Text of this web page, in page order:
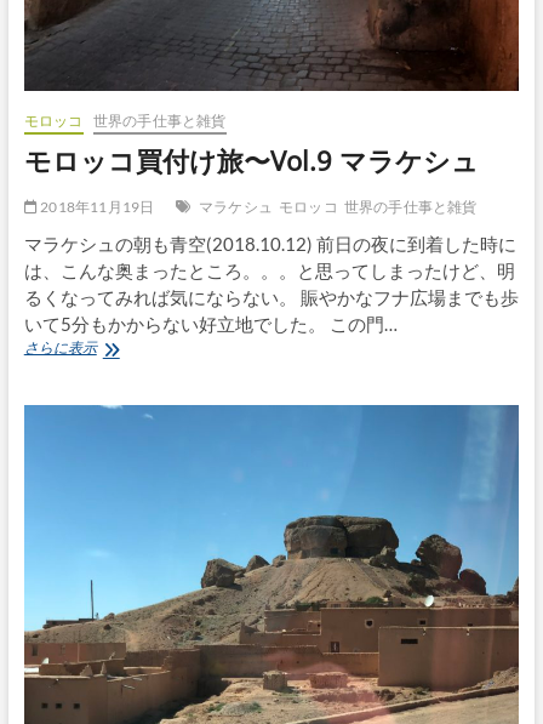
め
モロッコ
世界の手仕事と雑貨
モロッコ買付け旅〜Vol.9 マラケシュ
2018年11月19日 マラケシュ モロッコ 世界の手仕事と雑貨
マラケシュの朝も青空(2018.10.12) 前日の夜に到着した時に
は、こんな奥まったところ。。。と思ってしまったけど、明
るくなってみれば気にならない。 賑やかなフナ広場までも歩
いて5分もかからない好立地でした。 この門…
さらに表示モ
コ
シ
ュ